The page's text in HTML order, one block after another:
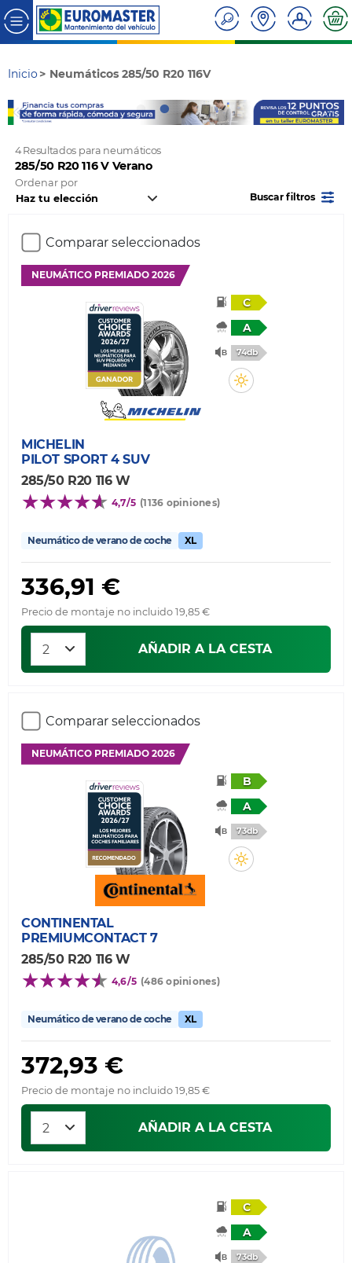
Inicio Neumáticos 285/50 R20 116V
4 Resultados para neumáticos
285/50 R20 116 V Verano
Ordenar por
Buscar filtros
Comparar seleccionados
NEUMÁTICO PREMIADO 2026
C
A
74db
MICHELIN
PILOT SPORT 4 SUV
285/50 R20 116 W
4,7/5 (1136 opiniones)
Neumático de verano de coche XL
336,91 €
Precio de montaje no incluido 19,85 €
AÑADIR A LA CESTA
Comparar seleccionados
NEUMÁTICO PREMIADO 2026
B
A
73db
CONTINENTAL
PREMIUMCONTACT 7
285/50 R20 116 W
4,6/5 (486 opiniones)
Neumático de verano de coche XL
372,93 €
Precio de montaje no incluido 19,85 €
AÑADIR A LA CESTA
C
A
73db